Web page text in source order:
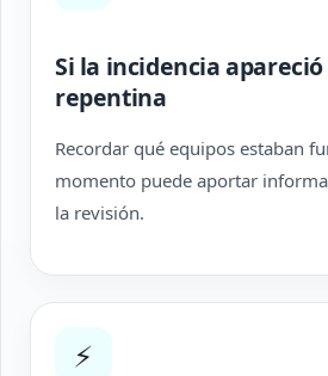
Si la incidencia
repentina
Recordar qué equipos estaban
momento puede aportar
la revisión.
⚡